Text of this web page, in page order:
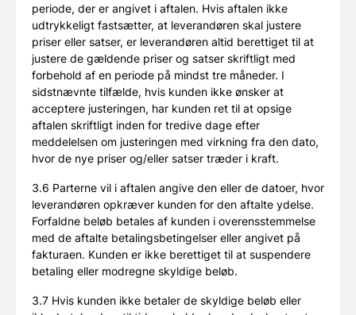
periode, der er angivet i aftalen. Hvis aftalen ikke
udtrykkeligt fastsætter, at leverandøren skal justere
priser eller satser, er leverandøren altid berettiget til at
justere de gældende priser og satser skriftligt med
forbehold af en periode på mindst tre måneder. I
sidstnævnte tilfælde, hvis kunden ikke ønsker at
acceptere justeringen, har kunden ret til at opsige
aftalen skriftligt inden for tredive dage efter
meddelelsen om justeringen med virkning fra den dato,
hvor de nye priser og/eller satser træder i kraft.
3.6 Parterne vil i aftalen angive den eller de datoer, hvor
leverandøren opkræver kunden for den aftalte ydelse.
Forfaldne beløb betales af kunden i overensstemmelse
med de aftalte betalingsbetingelser eller angivet på
fakturaen. Kunden er ikke berettiget til at suspendere
betaling eller modregne skyldige beløb.
3.7 Hvis kunden ikke betaler de skyldige beløb eller